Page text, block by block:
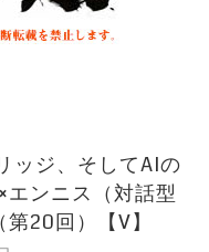
ッジ、そしてAIの
ンニス（対話型
20回）【V】